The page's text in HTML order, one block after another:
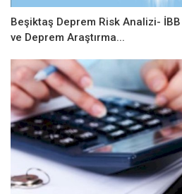
Beşiktaş Deprem Risk Analizi-
ve Deprem Araştırma...